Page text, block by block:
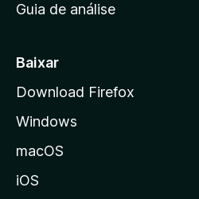
c
a
d
a
z
Guia de análise
Baixar
Download Firefox
Windows
macOS
iOS